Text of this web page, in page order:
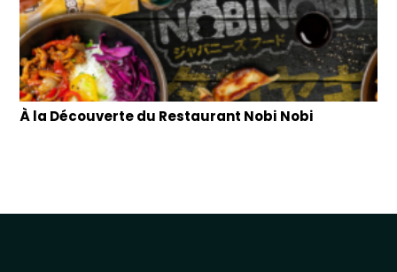
À la Découverte du Restaurant Nobi Nobi